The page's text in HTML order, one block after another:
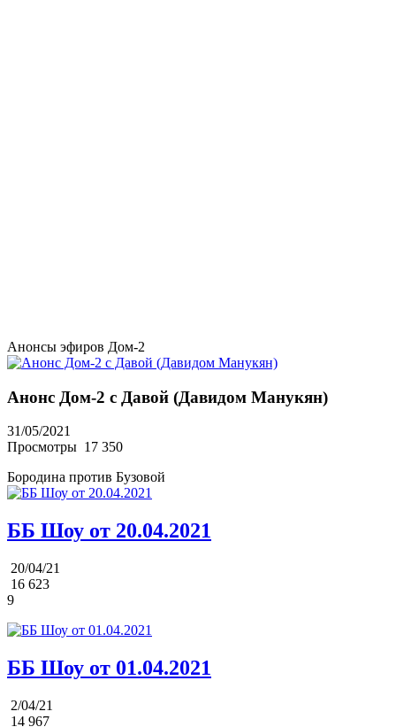
Анонсы эфиров Дом-2
Анонс Дом-2 с Давой (Давидом Манукян)
31/05/2021
Просмотры 17 350
Бородина против Бузовой
ББ Шоу от 20.04.2021
20/04/21
16 623
9
ББ Шоу от 01.04.2021
2/04/21
14 967